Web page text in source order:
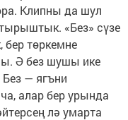
Клипны да шул
«Без» сүзе
төркемне
Ә без шушы ике
— ягъни
алар бер урында
лә умарта